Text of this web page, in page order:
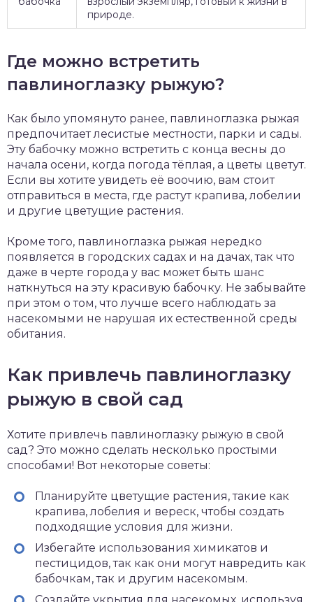
природе.
Где можно встретить
павлиноглазку рыжую?
Как было упомянуто ранее, павлиноглазка рыжая
предпочитает лесистые местности, парки и сады.
Эту бабочку можно встретить с конца весны до
начала осени, когда погода тёплая, а цветы цветут.
Если вы хотите увидеть её воочию, вам стоит
отправиться в места, где растут крапива, лобелии
и другие цветущие растения.
Кроме того, павлиноглазка рыжая нередко
появляется в городских садах и на дачах, так что
даже в черте города у вас может быть шанс
наткнуться на эту красивую бабочку. Не забывайте
при этом о том, что лучше всего наблюдать за
насекомыми не нарушая их естественной среды
обитания.
Как привлечь павлиноглазку
рыжую в свой сад
Хотите привлечь павлиноглазку рыжую в свой
сад? Это можно сделать несколько простыми
способами! Вот некоторые советы:
Планируйте цветущие растения, такие как
крапива, лобелия и вереск, чтобы создать
подходящие условия для жизни.
Избегайте использования химикатов и
пестицидов, так как они могут навредить как
бабочкам, так и другим насекомым.